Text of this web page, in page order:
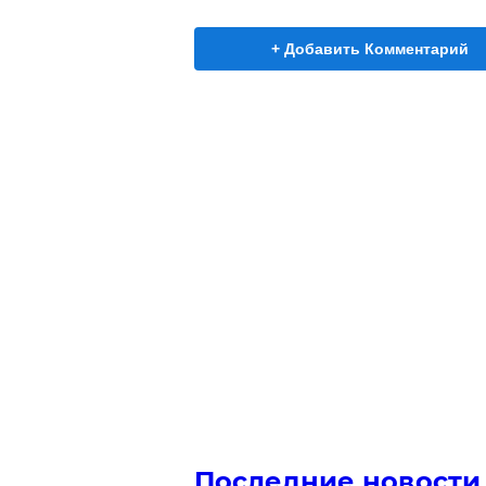
+ Добавить Комментарий